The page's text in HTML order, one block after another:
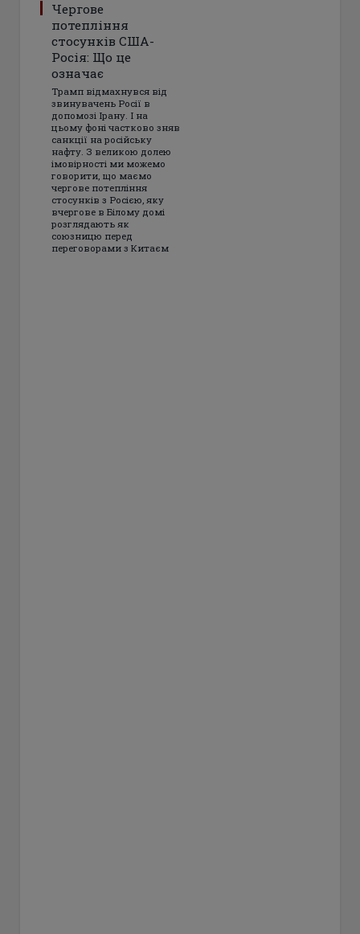
Чергове
потепління
стосунків США-
Росія: Що це
означає
Трамп відмахнувся від
звинувачень Росії в
допомозі Ірану. І на
цьому фоні частково зняв
санкції на російську
нафту. З великою долею
імовірності ми можемо
говорити, що маємо
чергове потепління
стосунків з Росією, яку
вчергове в Білому домі
розглядають як
союзницю перед
переговорами з Китаєм